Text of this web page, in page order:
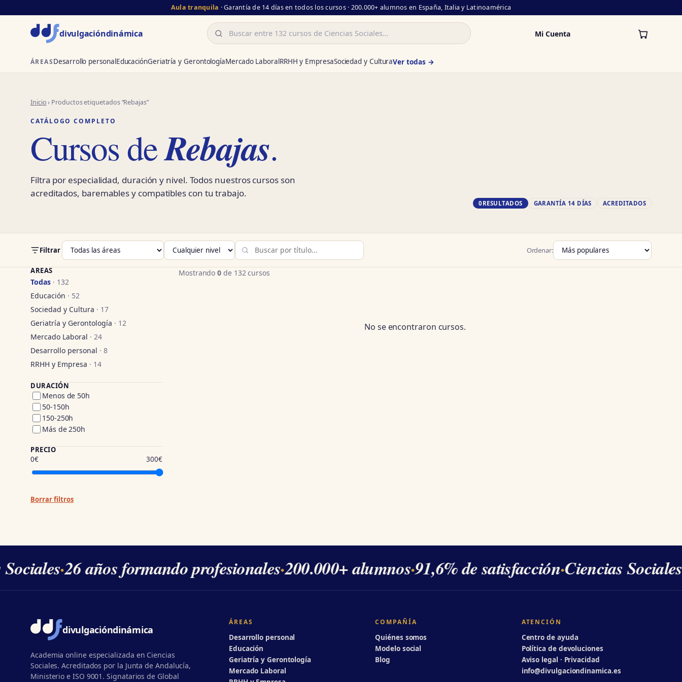
Aula tranquila · Garantía de 14 días en todos los cursos · 200.000+ alumnos en España, Italia y Latinoamérica
divulgacióndinámica Buscar Mi Cuenta
ÁREASDesarrollo personalEducaciónGeriatría y GerontologíaMercado LaboralRRHH y EmpresaSociedad y CulturaVer todas →
Inicio› Productos etiquetados “Rebajas”
CATÁLOGO COMPLETO
Cursos deRebajas.
Filtra por especialidad, duración y nivel. Todos nuestros cursos son
acreditados, baremables y compatibles con tu trabajo.
0RESULTADOS GARANTÍA 14 DÍAS ACREDITADOS
Filtrar Ordenar:
ÁREAS
Todas · 132
Educación · 52
Sociedad y Cultura · 17
Geriatría y Gerontología · 12
Mercado Laboral · 24
Desarrollo personal · 8
RRHH y Empresa · 14
DURACIÓN
Menos de 50h
50-150h
150-250h
Más de 250h
PRECIO
0€
300€
Borrar filtros
Mostrando0 de 132 cursos
No se encontraron cursos.
·26 años formando profesionales·200.000+ alumnos·91,6% de satisfacción·Ciencias Sociales
divulgacióndinámica
Academia online especializada en Ciencias
Sociales. Acreditados por la Junta de Andalucía,
Ministerio e ISO 9001. Signatarios de Global
ÁREAS
Desarrollo personal
Educación
Geriatría y Gerontología
Mercado Laboral
COMPAÑÍA
Quiénes somos
Modelo social
Blog
ATENCIÓN
Centro de ayuda
Política de devoluciones
Aviso legal · Privacidad
info@divulgaciondinamica.es